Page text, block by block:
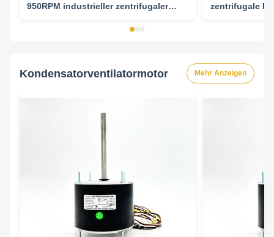
950RPM industrieller zentrifugaler
Flügelradgebläse-1hp 4/6/8
zentrifugale
Kondensatorventilatormotor Mehr Anzeigen